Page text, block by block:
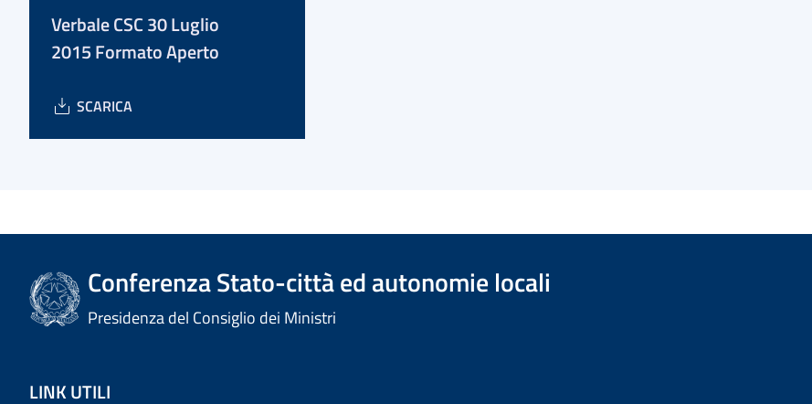
Verbale CSC 30 Luglio
2015 Formato Aperto
SCARICA
Conferenza Stato-città ed autonomie locali
Presidenza del Consiglio dei Ministri
LINK UTILI